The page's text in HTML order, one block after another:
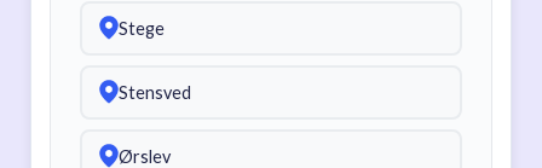
Stege
Stensved
Ørslev